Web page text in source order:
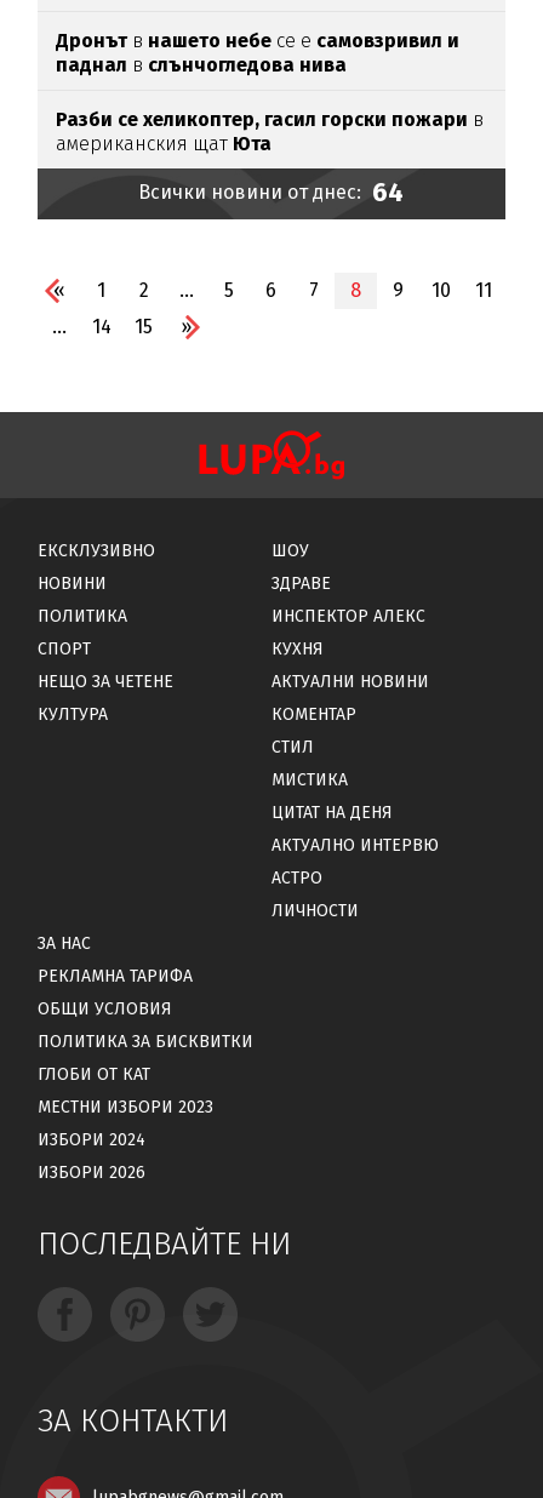
Дронътв нашето небе се е самовзривил и
паднал в слънчогледова нива
Разби се хеликоптер, гасил горски пожари в
американския щат Юта
Всички новини от днес: 64
« 1 2 ... 5 6 7 8 9 10
11
...
14 15 »
ЕКСКЛУЗИВНО
НОВИНИ
ПОЛИТИКА
СПОРТ
НЕЩО ЗА ЧЕТЕНЕ
КУЛТУРА
ШОУ
ЗДРАВЕ
ИНСПЕКТОР АЛЕКС
КУХНЯ
АКТУАЛНИ НОВИНИ
КОМЕНТАР
СТИЛ
МИСТИКА
ЦИТАТ НА ДЕНЯ
АКТУАЛНО ИНТЕРВЮ
АСТРО
ЛИЧНОСТИ
ЗА НАС
РЕКЛАМНА ТАРИФА
ОБЩИ УСЛОВИЯ
ПОЛИТИКА ЗА БИСКВИТКИ
ГЛОБИ ОТ КАТ
МЕСТНИ ИЗБОРИ 2023
ИЗБОРИ 2024
ИЗБОРИ 2026
ПОСЛЕДВАЙТЕ НИ
ЗА КОНТАКТИ